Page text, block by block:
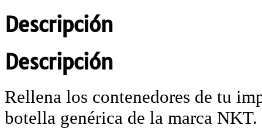
Descripción
Descripción
Rellena los contenedores de tu
botella genérica de la marca NKT.